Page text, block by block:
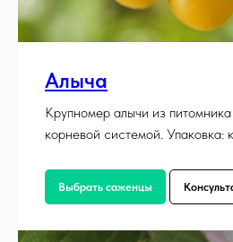
Алыча
Крупномер алычи из
корневой системой. Упаковка:
Выбрать саженцы